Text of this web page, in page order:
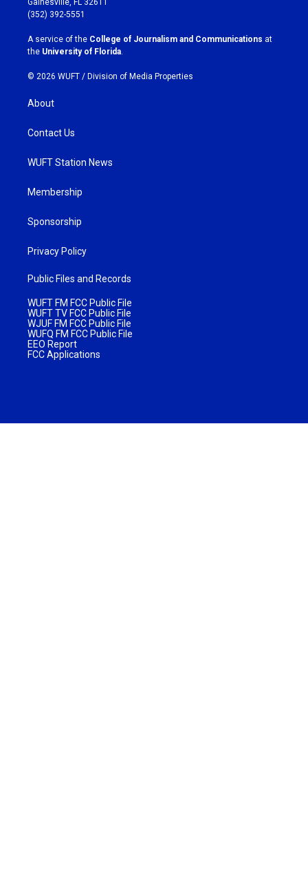
g
r
a
m
o
k
Gainesville, FL 32611
(352) 392-5551
A service of the College of Journalism and Communications at
the University of Florida.
© 2026 WUFT / Division of Media Properties
About
Contact Us
WUFT Station News
Membership
Sponsorship
Privacy Policy
Public Files and Records
WUFT FM FCC Public File
WUFT TV FCC Public File
WJUF FM FCC Public File
WUFQ FM FCC Public File
EEO Report
FCC Applications